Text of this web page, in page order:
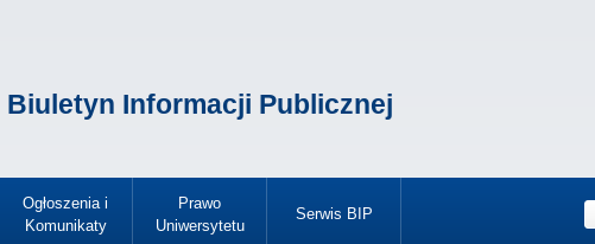
Biuletyn Informacji Publicznej
Ogłoszenia i
Komunikaty
Prawo
Uniwersytetu
Serwis BIP